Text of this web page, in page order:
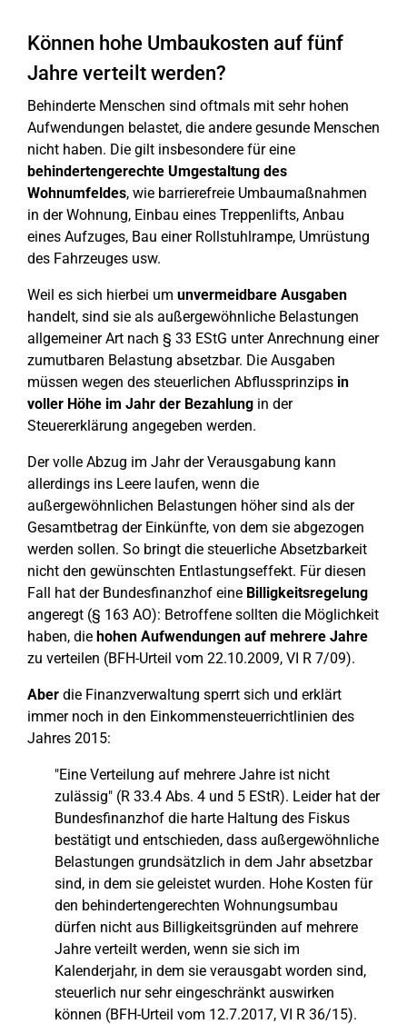
Können hohe Umbaukosten auf fünf
Jahre verteilt werden?
Behinderte Menschen sind oftmals mit sehr hohen
Aufwendungen belastet, die andere gesunde Menschen
nicht haben. Die gilt insbesondere für eine
behindertengerechte Umgestaltung des
Wohnumfeldes, wie barrierefreie Umbaumaßnahmen
in der Wohnung, Einbau eines Treppenlifts, Anbau
eines Aufzuges, Bau einer Rollstuhlrampe, Umrüstung
des Fahrzeuges usw.
Weil es sich hierbei um unvermeidbare Ausgaben
handelt, sind sie als außergewöhnliche Belastungen
allgemeiner Art nach § 33 EStG unter Anrechnung einer
zumutbaren Belastung absetzbar. Die Ausgaben
müssen wegen des steuerlichen Abflussprinzips in
voller Höhe im Jahr der Bezahlung in der
Steuererklärung angegeben werden.
Der volle Abzug im Jahr der Verausgabung kann
allerdings ins Leere laufen, wenn die
außergewöhnlichen Belastungen höher sind als der
Gesamtbetrag der Einkünfte, von dem sie abgezogen
werden sollen. So bringt die steuerliche Absetzbarkeit
nicht den gewünschten Entlastungseffekt. Für diesen
Fall hat der Bundesfinanzhof eine Billigkeitsregelung
angeregt (§ 163 AO): Betroffene sollten die Möglichkeit
haben, die hohen Aufwendungen auf mehrere Jahre
zu verteilen (BFH-Urteil vom 22.10.2009, VI R 7/09).
Aber die Finanzverwaltung sperrt sich und erklärt
immer noch in den Einkommensteuerrichtlinien des
Jahres 2015:
"Eine Verteilung auf mehrere Jahre ist nicht
zulässig" (R 33.4 Abs. 4 und 5 EStR). Leider hat der
Bundesfinanzhof die harte Haltung des Fiskus
bestätigt und entschieden, dass außergewöhnliche
Belastungen grundsätzlich in dem Jahr absetzbar
sind, in dem sie geleistet wurden. Hohe Kosten für
den behindertengerechten Wohnungsumbau
dürfen nicht aus Billigkeitsgründen auf mehrere
Jahre verteilt werden, wenn sie sich im
Kalenderjahr, in dem sie verausgabt worden sind,
steuerlich nur sehr eingeschränkt auswirken
können (BFH-Urteil vom 12.7.2017, VI R 36/15).